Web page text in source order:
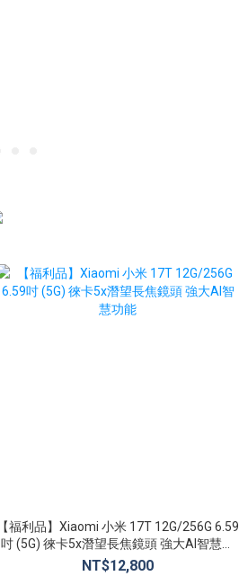
【福利品】Xiaomi 小米 17T 12G/256G 6.59
吋 (5G) 徠卡5x潛望長焦鏡頭 強大AI智慧功
能
NT$12,800